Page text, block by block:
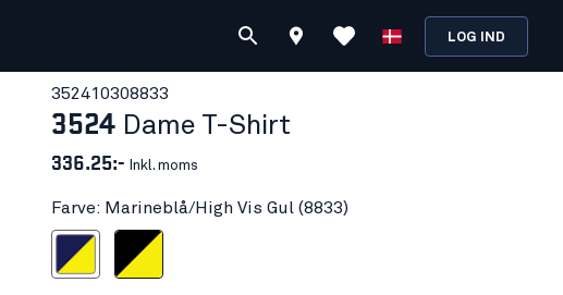
LOG IND
352410308833
3524 Dame T-Shirt
336.25:- Inkl. moms
Farve: Marineblå/High Vis Gul (8833)
Marineblå/High Vis Gul
Sort/High Vis Gul